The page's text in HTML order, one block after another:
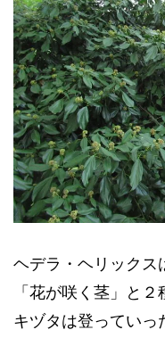
ヘデラ・ヘリックス
「花が咲く茎」と
キヅタは登っていっ